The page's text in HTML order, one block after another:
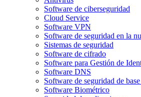
Software de ciberseguridad
Cloud Service
Software VPN
Software de seguridad en la
Sistemas de seguridad
Software de cifrado
Software para Gestión de
Software DNS
Software de seguridad de
Software Biométrico